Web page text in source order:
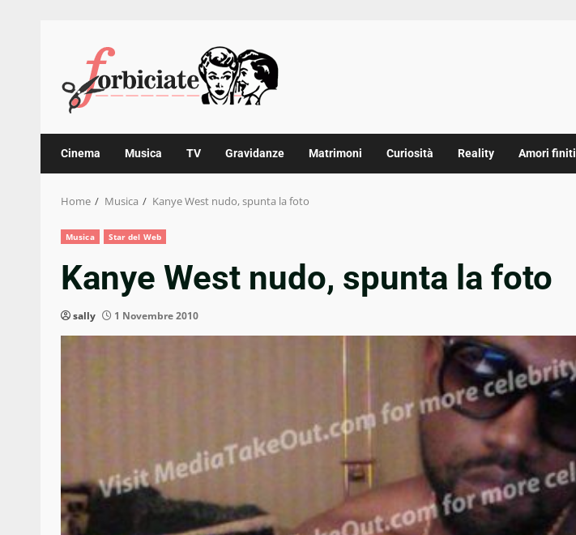
content
Cinema Musica TV Gravidanze Matrimoni Curiosità Reality Amori finiti
Home Musica Kanye West nudo, spunta la foto
Musica Star del Web
Kanye West nudo, spunta la foto
sally 1 Novembre 2010